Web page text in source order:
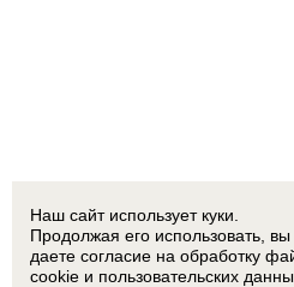
Наш сайт использует куки.
Продолжая его использовать, вы
даете согласие на обработку
cookie и пользовательских